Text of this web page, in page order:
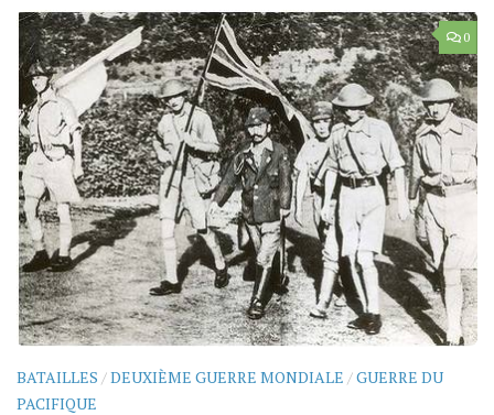
0
BATAILLES /DEUXIÈME GUERRE MONDIALE /GUERRE DU
PACIFIQUE